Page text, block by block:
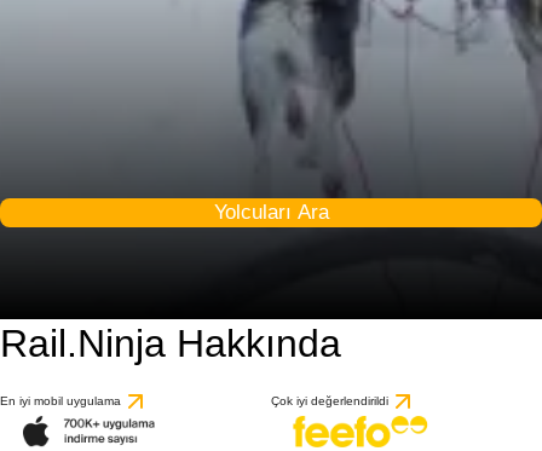
Yolcuları Ara
Rail.Ninja Hakkında
En iyi mobil uygulama Çok iyi değerlendirildi1 değerlendirmeye